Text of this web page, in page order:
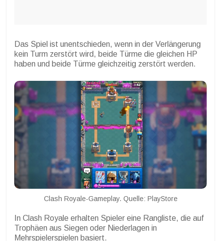
Das Spiel ist unentschieden, wenn in der Verlängerung
kein Turm zerstört wird, beide Türme die gleichen HP
haben und beide Türme gleichzeitig zerstört werden.
Clash Royale-Gameplay. Quelle: PlayStore
In Clash Royale erhalten Spieler eine Rangliste, die auf
Trophäen aus Siegen oder Niederlagen in
Mehrspielerspielen basiert.